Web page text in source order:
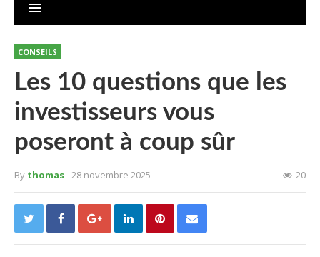
CONSEILS
Les 10 questions que les
investisseurs vous
poseront à coup sûr
By thomas- 28 novembre 2025 20